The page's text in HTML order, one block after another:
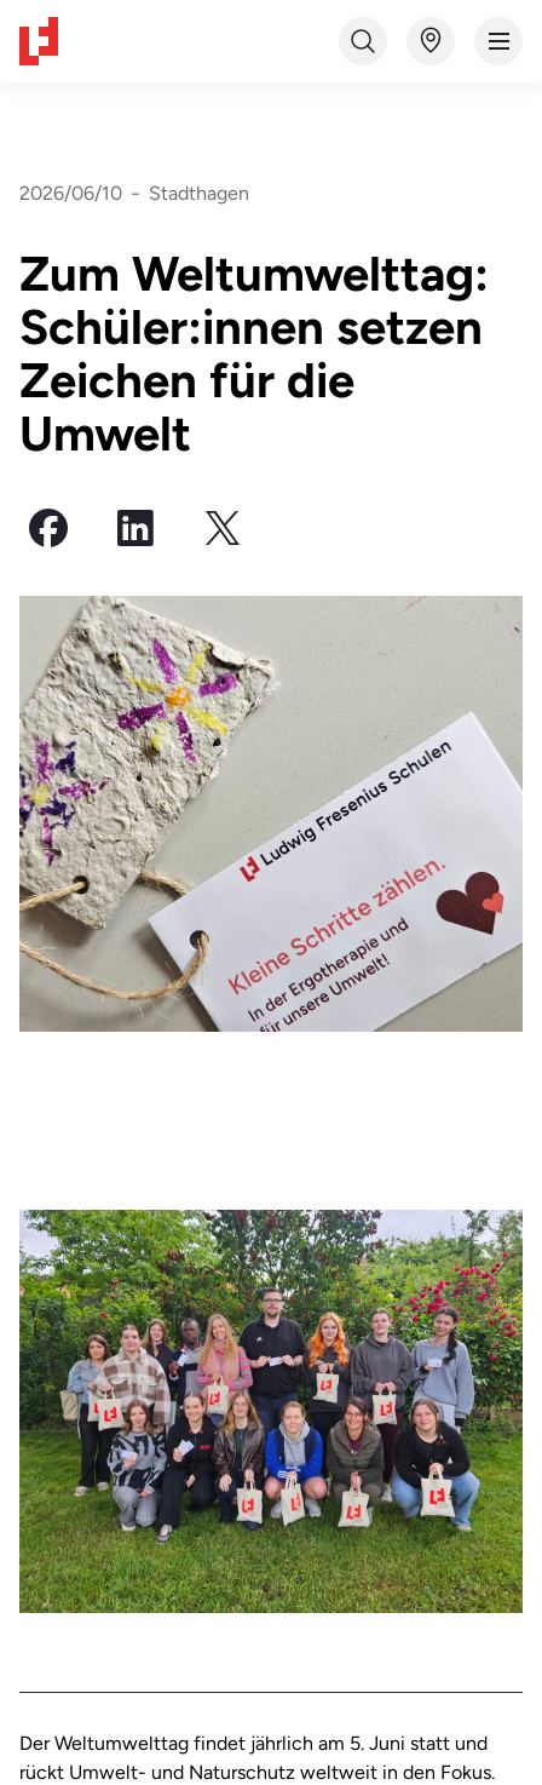
2026/06/10 − Stadthagen
Zum Weltumwelttag:
Schüler:innen setzen
Zeichen für die
Umwelt
Der Weltumwelttag findet jährlich am 5. Juni statt und
rückt Umwelt- und Naturschutz weltweit in den Fokus.